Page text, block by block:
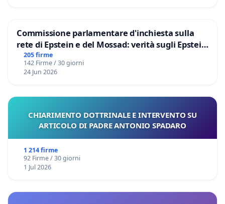
Commissione parlamentare d'inchiesta sulla
rete di Epstein e del Mossad: verità sugli Epstein
Files
205 firme
142 Firme / 30 giorni
24 Jun 2026
CHIARIMENTO DOTTRINALE E INTERVENTO SU
ARTICOLO DI PADRE ANTONIO SPADARO
1 214 firme
92 Firme / 30 giorni
1 Jul 2026